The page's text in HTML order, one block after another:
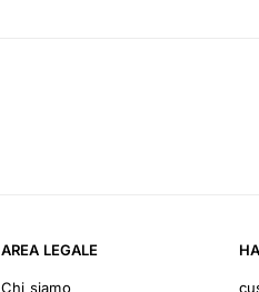
AREA LEGALE
Chi siamo